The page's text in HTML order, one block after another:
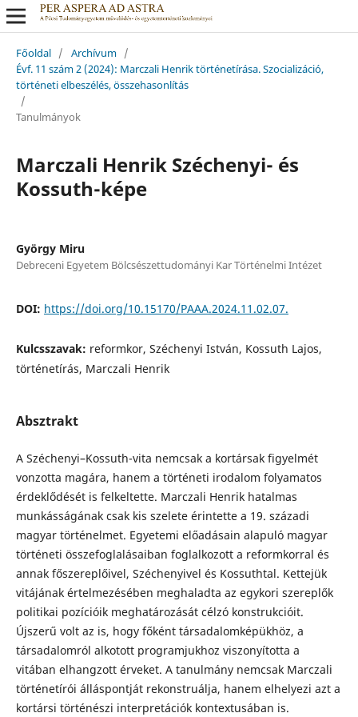
Főoldal / Archívum /
Évf. 11 szám 2 (2024): Marczali Henrik történetírása. Szocializáció,
történeti elbeszélés, összehasonlítás
/
Tanulmányok
Marczali Henrik Széchenyi- és
Kossuth-képe
György Miru
Debreceni Egyetem Bölcsészettudományi Kar Történelmi Intézet
DOI: https://doi.org/10.15170/PAAA.2024.11.02.07.
Kulcsszavak: reformkor, Széchenyi István, Kossuth Lajos,
történetírás, Marczali Henrik
Absztrakt
A Széchenyi–Kossuth-vita nemcsak a kortársak figyelmét
vonzotta magára, hanem a történeti irodalom folyamatos
érdeklődését is felkeltette. Marczali Henrik hatalmas
munkásságának csak kis szelete érintette a 19. századi
magyar történelmet. Egyetemi előadásain alapuló magyar
történeti összefoglalásaiban foglalkozott a reformkorral és
annak főszereplőivel, Széchenyivel és Kossuthtal. Kettejük
vitájának értelmezésében meghaladta az egykori szereplők
politikai pozícióik meghatározását célzó konstrukcióit.
Újszerű volt az is, hogy főként társadalomképükhöz, a
társadalomról alkotott programjukhoz viszonyította a
vitában elhangzott érveket. A tanulmány nemcsak Marczali
történetírói álláspontját rekonstruálja, hanem elhelyezi azt a
kortársi történészi interpretációk kontextusában is.